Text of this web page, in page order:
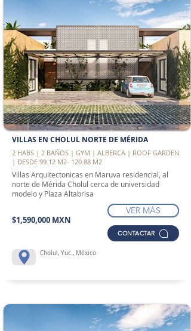
VILLAS EN CHOLUL NORTE DE MÉRIDA
2 HABS | 2 BAÑOS | GYM | ALBERCA | ROOF GARDEN
| DESDE 99.12 M2- 120.88 M2
Villas Arquitectonicas en Maruva residencial, al
norte de Mérida Cholul cerca de universidad
modelo y Plaza Altabrisa
$1,590,000 MXN
VER MÁS
CONTACTAR
Cholul, Yuc., México